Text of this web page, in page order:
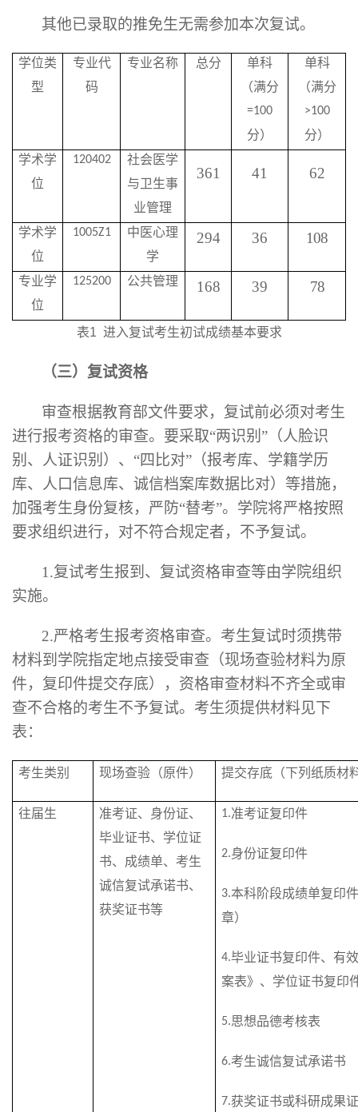
其他已录取的推免生无需参加本次复试。
学位类
型
专业代
码
专业名称 总分
单科
（满分
=100
分）
单科
（满分
>100
分）
学术学
位
120402
社会医学
与卫生事
业管理
361 41 62
学术学
位
1005Z1
中医心理
学
294 36 108
专业学
位
125200 公共管理 168 39 78
表1 进入复试考生初试成绩基本要求
（三）复试资格
审查根据教育部文件要求，复试前必须对考生
进行报考资格的审查。要采取“两识别”（人脸识
别、人证识别）、“四比对”（报考库、学籍学历
库、人口信息库、诚信档案库数据比对）等措施，
加强考生身份复核，严防“替考”。学院将严格按照
要求组织进行，对不符合规定者，不予复试。
1.复试考生报到、复试资格审查等由学院组织
实施。
2.严格考生报考资格审查。考生复试时须携带
材料到学院指定地点接受审查（现场查验材料为原
件，复印件提交存底），资格审查材料不齐全或审
查不合格的考生不予复试。考生须提供材料见下
表：
考生类别 现场查验（原件） 提交存底（下列纸质材
往届生
准考证、身份证、
毕业证书、学位证
书、成绩单、考生
诚信复试承诺书、
获奖证书等
1.准考证复印件
2.身份证复印件
3.本科阶段成绩单复印
章）
4.毕业证书复印件、有
案表》、学位证书复印
5.思想品德考核表
6.考生诚信复试承诺书
7.获奖证书或科研成果